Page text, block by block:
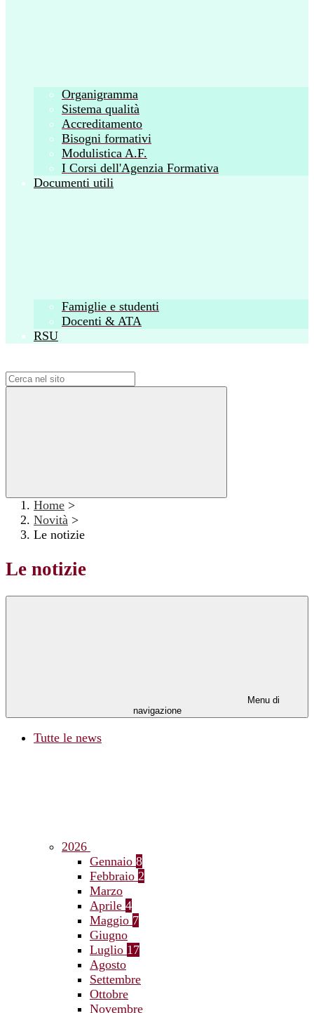
Organigramma
Sistema qualità
Accreditamento
Bisogni formativi
Modulistica A.F.
I Corsi dell'Agenzia Formativa
Documenti utili
Famiglie e studenti
Docenti & ATA
RSU
Home >
Novità >
Le notizie
Le notizie
Menu di
navigazione
Tutte le news
2026
Gennaio 8
Febbraio 2
Marzo
Aprile 4
Maggio 7
Giugno
Luglio 17
Agosto
Settembre
Ottobre
Novembre